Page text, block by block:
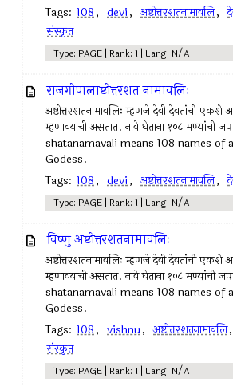
Tags: 108, devi, अष्टोत्तरशतनामावलि,
संस्कृत
Type: PAGE | Rank: 1 | Lang: N/A
राजगोपालाष्टोत्तरशत नामावलिः
अष्टोत्तरशतनामावलिः म्हणजे देवी देवतांची
म्हणावयाची असतात. नावे घेताना १०८ मण्यांची
shatanamavali means 108 names of
Godess.
Tags: 108, devi, अष्टोत्तरशतनामावलि,
Type: PAGE | Rank: 1 | Lang: N/A
विष्णु अष्टोत्तरशतनामावलिः
अष्टोत्तरशतनामावलिः म्हणजे देवी देवतांची
म्हणावयाची असतात. नावे घेताना १०८ मण्यांची
shatanamavali means 108 names of
Godess.
Tags: 108, vishnu, अष्टोत्तरशतनामावलि,
संस्कृत
Type: PAGE | Rank: 1 | Lang: N/A